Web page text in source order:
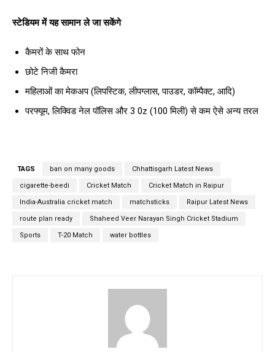
स्टेडियम में यह सामान ले जा सकेंगे
कैमरों के साथ फोन
छोटे निजी कैमरा
महिलाओं का मेकअप (लिपस्टिक, लीपग्लास, पाउडर, कॉम्पैक्ट, आदि)
परफ्यूम, लिक्विड नेल पॉलिस और 3 0z (100 मिली) से कम ऐसे अन्य तरल
TAGS ban on many goods Chhattisgarh Latest News
cigarette-beedi Cricket Match Cricket Match in Raipur
India-Australia cricket match matchsticks Raipur Latest News
route plan ready Shaheed Veer Narayan Singh Cricket Stadium
Sports T-20 Match water bottles